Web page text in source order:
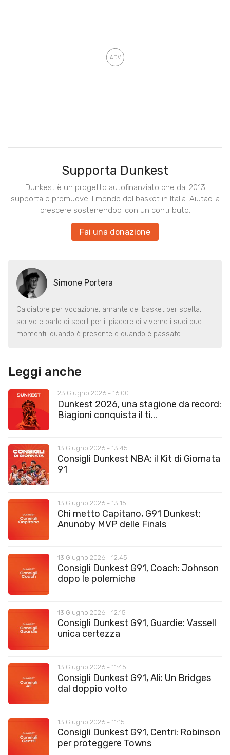
Supporta Dunkest
Dunkest è un progetto autofinanziato che dal 2013
supporta e promuove il mondo del basket in Italia. Aiutaci a
crescere sostenendoci con un contributo.
Fai una donazione
Simone Portera
Calciatore per vocazione, amante del basket per scelta,
scrivo e parlo di sport per il piacere di viverne i suoi due
momenti: quando è presente e quando è passato.
Leggi anche
23 Giugno 2026 - 16:00
Dunkest 2026, una stagione da record:
Biagioni conquista il ti...
13 Giugno 2026 - 13:45
Consigli Dunkest NBA: il Kit di Giornata
91
13 Giugno 2026 - 13:15
Chi metto Capitano, G91 Dunkest:
Anunoby MVP delle Finals
13 Giugno 2026 - 12:45
Consigli Dunkest G91, Coach: Johnson
dopo le polemiche
13 Giugno 2026 - 12:15
Consigli Dunkest G91, Guardie: Vassell
unica certezza
13 Giugno 2026 - 11:45
Consigli Dunkest G91, Ali: Un Bridges
dal doppio volto
13 Giugno 2026 - 11:15
Consigli Dunkest G91, Centri: Robinson
per proteggere Towns